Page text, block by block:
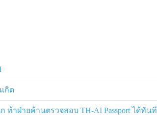
กิด
าฝ่ายค้านตรวจสอบ TH-AI Passport ได้ทันที